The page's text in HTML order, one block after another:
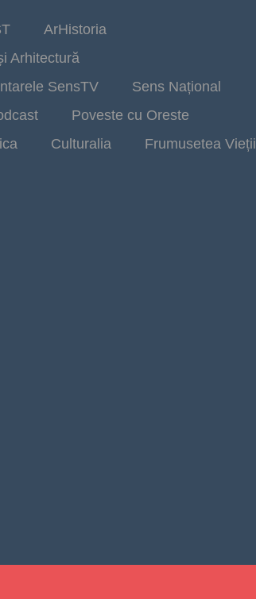
ArHistoria
Arhitectură
SensTV
Sens Național
Poveste cu Oreste
Culturalia Frumusetea Vieții